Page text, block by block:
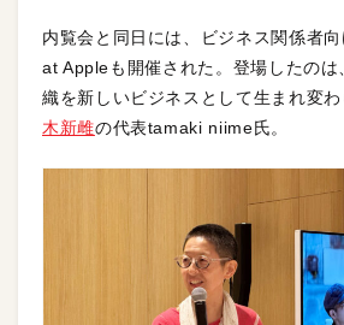
内覧会と同日には、ビジネス関係者
at Appleも開催された。登場したのは
織を新しいビジネスとして生まれ変わ
木新雌の代表tamaki niime氏。